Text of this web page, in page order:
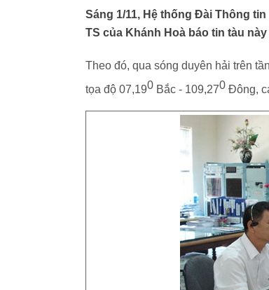
Sáng 1/11, Hệ thống Đài Thông
TS của Khánh Hoà báo tin tàu
Theo đó, qua sóng duyên hải trên
tọa độ 07,190 Bắc - 109,270 Đông,